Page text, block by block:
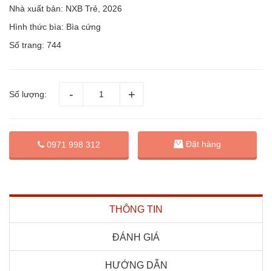
Nhà xuất bản: NXB Trẻ, 2026
Hình thức bìa: Bìa cứng
Số trang: 744
Số lượng:
0971 998 312 Đặt hàng
THÔNG TIN
ĐÁNH GIÁ
HƯỚNG DẪN